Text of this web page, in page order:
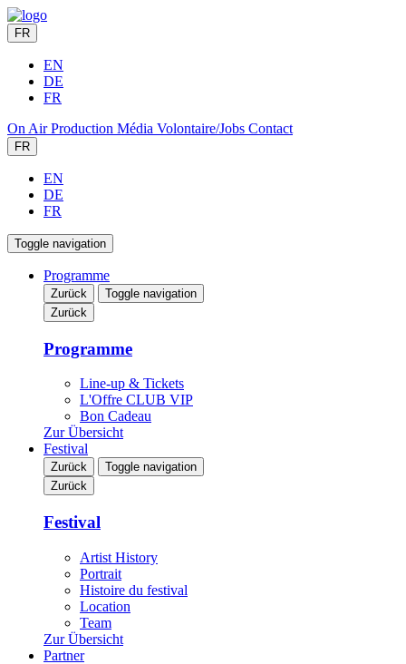
FR
EN
DE
FR
On AirProduction Média Volontaire/Jobs Contact
FR
EN
DE
FR
Toggle navigation
Programme
Zurück
Toggle navigation
Zurück
Programme
Line-up & Tickets
L'Offre CLUB VIP
Bon Cadeau
Zur Übersicht
Festival
Zurück
Toggle navigation
Zurück
Festival
Artist History
Portrait
Histoire du festival
Location
Team
Zur Übersicht
Partner